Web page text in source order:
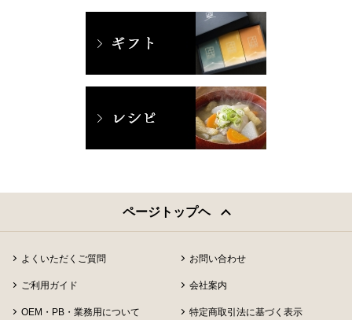
ページトップヘ
よくいただくご質問 お問い合わせ
ご利用ガイド 会社案内
OEM・PB・業務用について 特定商取引法に基づく表示